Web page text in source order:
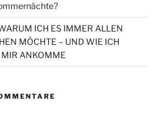
ICH ES IMMER ALLEN
MÖCHTE – UND WIE ICH
ANKOMME